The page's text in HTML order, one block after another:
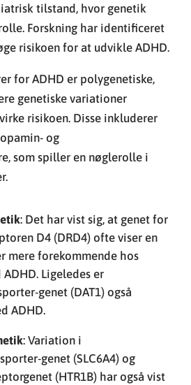
tilstand, hvor genetik
Forskning har identificeret
risikoen for at udvikle ADHD.
for ADHD er polygenetiske,
genetiske variationer
risikoen. Disse inkluderer
og
som spiller en nøglerolle i
: Det har vist sig, at genet for
D4 (DRD4) ofte viser en
mere forekommende hos
Ligeledes er
genet (DAT1) også
ADHD.
: Variation i
genet (SLC6A4) og
(HTR1B) har også vist